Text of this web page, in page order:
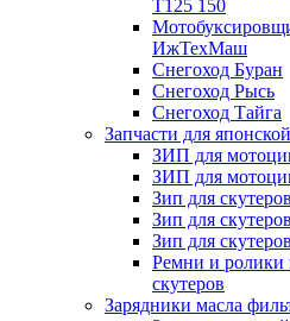
Т125 150
ИжТехМаш
Снегоход Буран
Снегоход Рысь
Снегоход Тайга
Запчасти для
ЗИП для
ЗИП для
Зип для
Зип для
Зип для
Ремни и ролики
скутеров
Зарядники масла